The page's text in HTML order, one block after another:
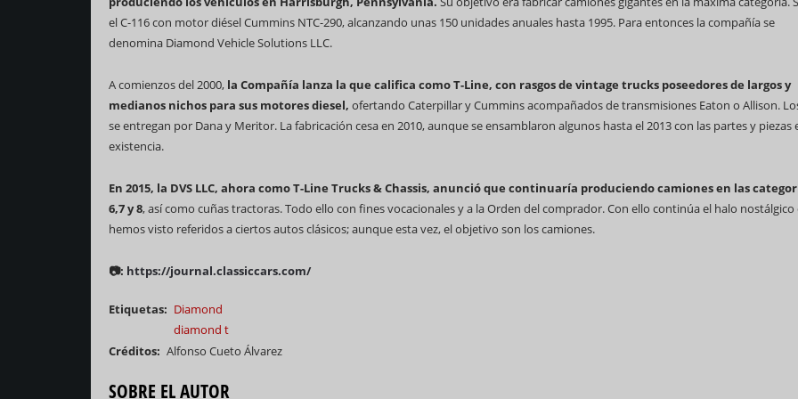
el C-116 con motor diésel Cummins NTC-290, alcanzando unas 150 unidades anuales hasta 1995. Para entonces la compañía se
denomina Diamond Vehicle Solutions LLC.
A comienzos del 2000, la Compañía lanza la que califica como T-Line, con rasgos de vintage trucks poseedores de largos y
medianos nichos para sus motores diesel, ofertando Caterpillar y Cummins acompañados de transmisiones Eaton o Allison.
se entregan por Dana y Meritor. La fabricación cesa en 2010, aunque se ensamblaron algunos hasta el 2013 con las partes y piezas
existencia.
En 2015, la DVS LLC, ahora como T-Line Trucks & Chassis, anunció que continuaría produciendo camiones en las
6,7 y 8, así como cuñas tractoras. Todo ello con fines vocacionales y a la Orden del comprador. Con ello continúa el halo nostálgico
hemos visto referidos a ciertos autos clásicos; aunque esta vez, el objetivo son los camiones.
📷: https://journal.classiccars.com/
Etiquetas
Diamond
diamond t
Créditos
Alfonso Cueto Álvarez
SOBRE EL AUTOR